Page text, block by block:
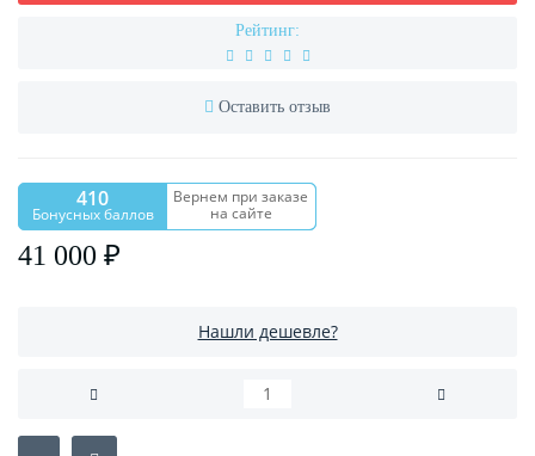
Рейтинг:
Оставить отзыв
410
Бонусных баллов
Вернем при заказе
на сайте
41 000 ₽
Нашли дешевле?